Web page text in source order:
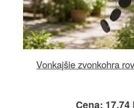
Vonkajšie zvonkohra
Cena: 17.74